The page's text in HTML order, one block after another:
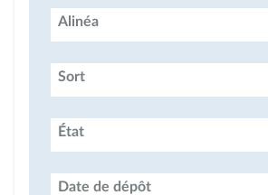
Alinéa
Sort
État
Date de dépôt